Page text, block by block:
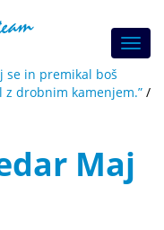
se in premikal boš
z drobnim kamenjem.” /
Maj